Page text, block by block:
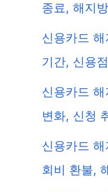
종료, 해지
신용카드
기간, 신용
신용카드
변화, 신청
신용카드
회비 환불,